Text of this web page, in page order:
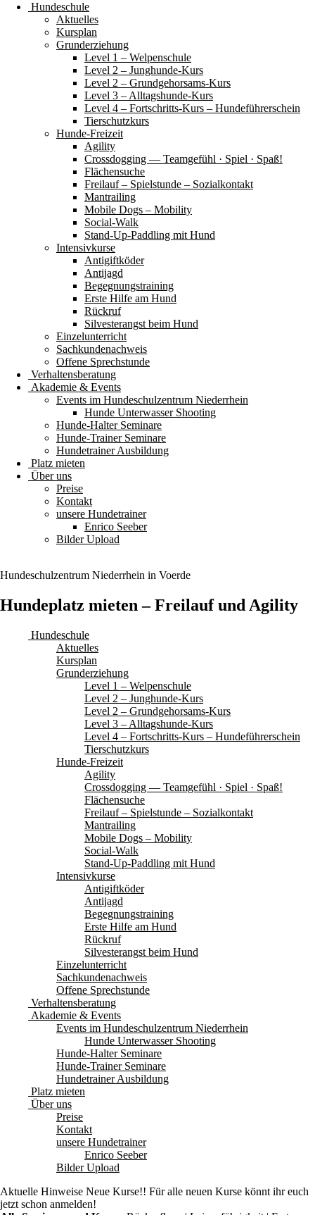
Hundeschule
Aktuelles
Kursplan
Grunderziehung
Level 1 – Welpenschule
Level 2 – Junghunde-Kurs
Level 2 – Grundgehorsams-Kurs
Level 3 – Alltagshunde-Kurs
Level 4 – Fortschritts-Kurs – Hundeführerschein
Tierschutzkurs
Hunde-Freizeit
Agility
Crossdogging — Teamgefühl · Spiel · Spaß!
Flächensuche
Freilauf – Spielstunde – Sozialkontakt
Mantrailing
Mobile Dogs – Mobility
Social-Walk
Stand-Up-Paddling mit Hund
Intensivkurse
Antigiftköder
Antijagd
Begegnungstraining
Erste Hilfe am Hund
Rückruf
Silvesterangst beim Hund
Einzelunterricht
Sachkundenachweis
Offene Sprechstunde
Verhaltensberatung
Akademie & Events
Events im Hundeschulzentrum Niederrhein
Hunde Unterwasser Shooting
Hunde-Halter Seminare
Hunde-Trainer Seminare
Hundetrainer Ausbildung
Platz mieten
Über uns
Preise
Kontakt
unsere Hundetrainer
Enrico Seeber
Bilder Upload
Hundeschulzentrum Niederrhein in Voerde
Hundeplatz mieten – Freilauf und Agility
Hundeschule
Aktuelles
Kursplan
Grunderziehung
Level 1 – Welpenschule
Level 2 – Junghunde-Kurs
Level 2 – Grundgehorsams-Kurs
Level 3 – Alltagshunde-Kurs
Level 4 – Fortschritts-Kurs – Hundeführerschein
Tierschutzkurs
Hunde-Freizeit
Agility
Crossdogging — Teamgefühl · Spiel · Spaß!
Flächensuche
Freilauf – Spielstunde – Sozialkontakt
Mantrailing
Mobile Dogs – Mobility
Social-Walk
Stand-Up-Paddling mit Hund
Intensivkurse
Antigiftköder
Antijagd
Begegnungstraining
Erste Hilfe am Hund
Rückruf
Silvesterangst beim Hund
Einzelunterricht
Sachkundenachweis
Offene Sprechstunde
Verhaltensberatung
Akademie & Events
Events im Hundeschulzentrum Niederrhein
Hunde Unterwasser Shooting
Hunde-Halter Seminare
Hunde-Trainer Seminare
Hundetrainer Ausbildung
Platz mieten
Über uns
Preise
Kontakt
unsere Hundetrainer
Enrico Seeber
Bilder Upload
Aktuelle Hinweise Neue Kurse!! Für alle neuen Kurse könnt ihr euch
jetzt schon anmelden!